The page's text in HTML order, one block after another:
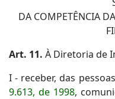
DA COMPETÊNCIA
Art. 11. À Diretoria de
I - receber, das
9.613, de 1998,